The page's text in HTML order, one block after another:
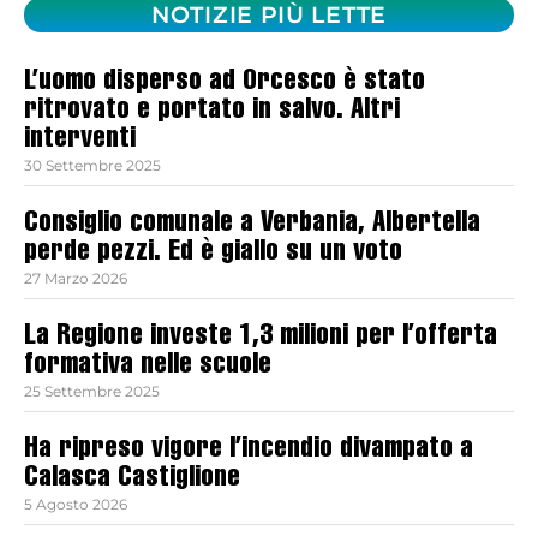
NOTIZIE PIÙ LETTE
L’uomo disperso ad Orcesco è stato
ritrovato e portato in salvo. Altri
interventi
30 Settembre 2025
Consiglio comunale a Verbania, Albertella
perde pezzi. Ed è giallo su un voto
27 Marzo 2026
La Regione investe 1,3 milioni per l’offerta
formativa nelle scuole
25 Settembre 2025
Ha ripreso vigore l’incendio divampato a
Calasca Castiglione
5 Agosto 2026